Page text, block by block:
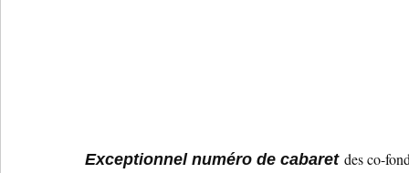
Exceptionnel numéro de cabaret des co-